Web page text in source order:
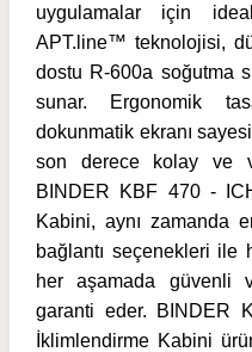
uygulamalar için
APT.line™ teknolojisi,
dostu R-600a soğutma
sunar. Ergonomik
dokunmatik ekranı
son derece kolay ve
BINDER KBF 470 -
Kabini, aynı zamanda
bağlantı seçenekleri ile
her aşamada güvenli
garanti eder. BINDER
İklimlendirme Kabini